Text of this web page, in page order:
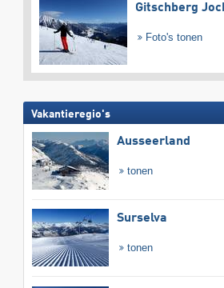
Gitschberg
Foto's tonen
Vakantieregio's
Ausseerland
tonen
Surselva
tonen